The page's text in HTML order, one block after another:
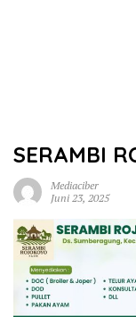
SERAMBI
Mediaciber
Juni 23, 2025